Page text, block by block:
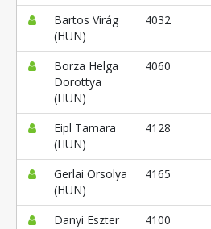
Bartos Virág
(HUN)
4032
Borza Helga
Dorottya
(HUN)
4060
Eipl Tamara
(HUN)
4128
Gerlai Orsolya
(HUN)
4165
Danyi Eszter
4100